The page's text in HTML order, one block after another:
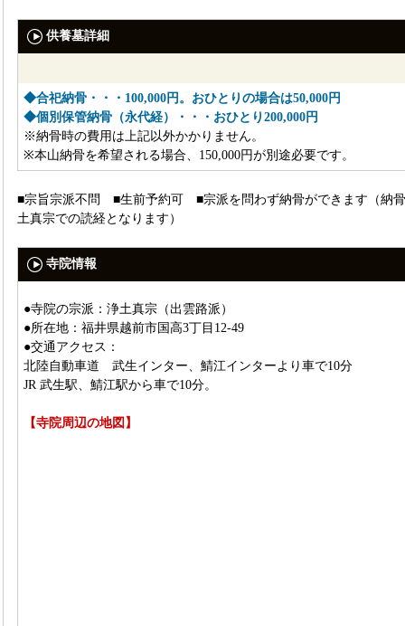
供養墓詳細
◆合祀納骨・・・100,000円。おひとりの場合は50,000円
◆個別保管納骨（永代経）・・・おひとり200,000円
※納骨時の費用は上記以外かかりません。
※本山納骨を希望される場合、150,000円が別途必要です。
■宗旨宗派不問 ■生前予約可 ■宗派を問わず納骨ができます（納
土真宗での読経となります）
寺院情報
●寺院の宗派：浄土真宗（出雲路派）
●所在地：福井県越前市国高3丁目12-49
●交通アクセス：
北陸自動車道 武生インター、鯖江インターより車で10分
JR 武生駅、鯖江駅から車で10分。
【寺院周辺の地図】